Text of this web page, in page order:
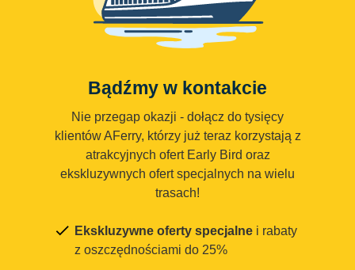
Bądźmy w kontakcie
Nie przegap okazji - dołącz do tysięcy
klientów AFerry, którzy już teraz korzystają z
atrakcyjnych ofert Early Bird oraz
ekskluzywnych ofert specjalnych na wielu
trasach!
Ekskluzywne oferty specjalne i rabaty
z oszczędnościami do 25%